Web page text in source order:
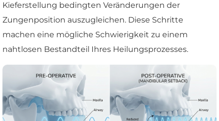
Kieferstellung bedingten Veränderungen der
Zungenposition auszugleichen. Diese Schritte
machen eine mögliche Schwierigkeit zu einem
nahtlosen Bestandteil Ihres Heilungsprozesses.